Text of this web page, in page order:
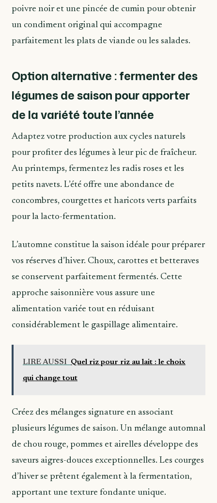
poivre noir et une pincée de cumin pour obtenir
un condiment original qui accompagne
parfaitement les plats de viande ou les salades.
Option alternative : fermenter des
légumes de saison pour apporter
de la variété toute l’année
Adaptez votre production aux cycles naturels
pour profiter des légumes à leur pic de fraîcheur.
Au printemps, fermentez les radis roses et les
petits navets. L’été offre une abondance de
concombres, courgettes et haricots verts parfaits
pour la lacto-fermentation.
L’automne constitue la saison idéale pour préparer
vos réserves d’hiver. Choux, carottes et betteraves
se conservent parfaitement fermentés. Cette
approche saisonnière vous assure une
alimentation variée tout en réduisant
considérablement le gaspillage alimentaire.
LIRE AUSSI Quel riz pour riz au lait : le choix
qui change tout
Créez des mélanges signature en associant
plusieurs légumes de saison. Un mélange automnal
de chou rouge, pommes et airelles développe des
saveurs aigres-douces exceptionnelles. Les courges
d’hiver se prêtent également à la fermentation,
apportant une texture fondante unique.